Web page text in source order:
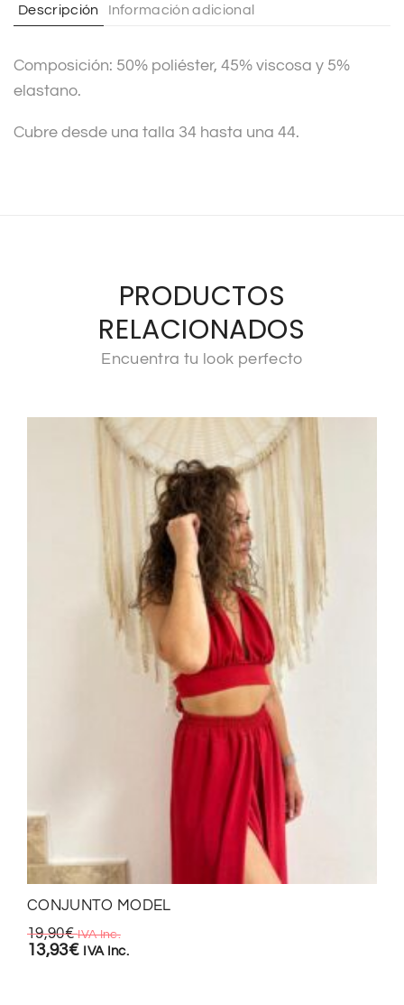
i
e
:
Descripción Información adicional
Composición: 50% poliéster, 45% viscosa y 5%
elastano.
Cubre desde una talla 34 hasta una 44.
PRODUCTOS
RELACIONADOS
Encuentra tu look perfecto
CONJUNTO MODEL
19,90€ IVA Inc.
13,93€ IVA Inc.